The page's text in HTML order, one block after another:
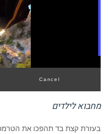
Cancel
מחבוא לילדים
בעזרת קצת בד תהפכו את